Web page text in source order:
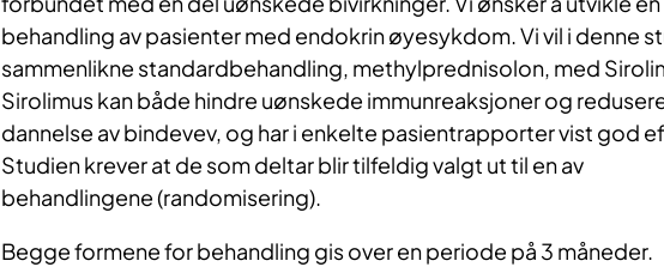
behandling av pasienter med endokrin øyesykdom. Vi vil i denne
sammenlikne standardbehandling, methylprednisolon, med
Sirolimus kan både hindre uønskede immunreaksjoner og
dannelse av bindevev, og har i enkelte pasientrapporter vist god
Studien krever at de som deltar blir tilfeldig valgt ut til en av
behandlingene (randomisering).
Begge formene for behandling gis over en periode på 3 måneder.